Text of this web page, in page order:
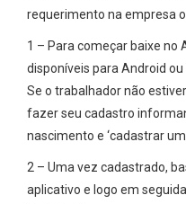
requerimento na empresa
1 – Para começar baixe no
disponíveis para Android ou
Se o trabalhador não
fazer seu cadastro
nascimento e ‘cadastrar
2 – Uma vez cadastrado,
aplicativo e logo em